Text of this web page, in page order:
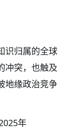
识归属的全球
冲突，也触及
地缘政治竞争
年